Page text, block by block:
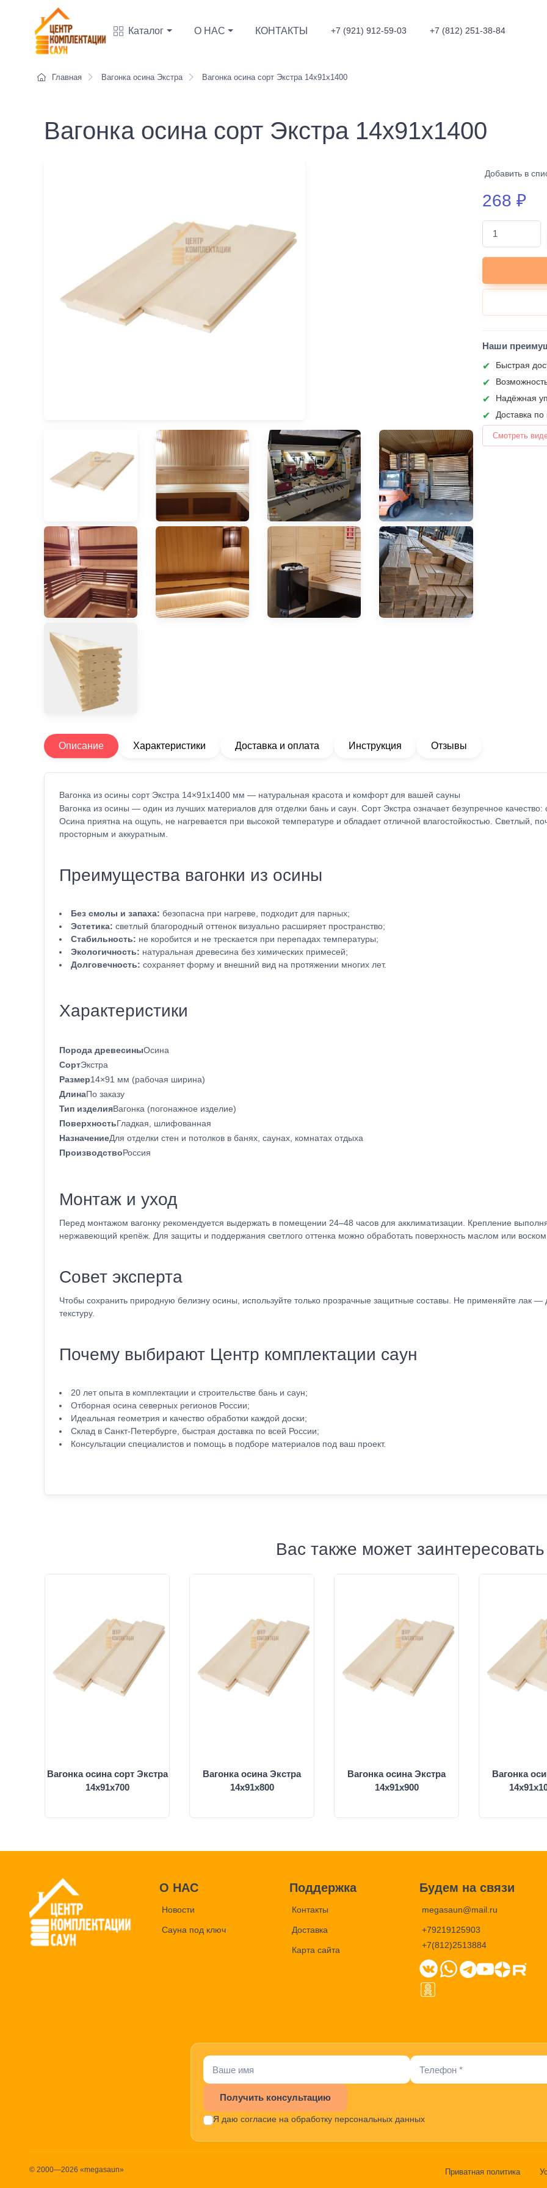
Каталог О НАС КОНТАКТЫ +7 (921) 912-59-03 +7 (812) 251-38-84
Главная Вагонка осина Экстра Вагонка осина сорт Экстра 14х91х1400
Вагонка осина сорт Экстра 14х91х1400
Добавить в
268 ₽
Наши
Быстрая
Надёжная
Доставка по
Смотреть
Описание Характеристики Доставка и оплата Инструкция Отзывы
Вагонка из осины сорт Экстра 14×91x1400 мм — натуральная красота и комфорт для вашей сауны
Вагонка из осины — один из лучших материалов для отделки бань и саун. Сорт Экстра означает безупречное
Осина приятна на ощупь, не нагревается при высокой температуре и обладает отличной влагостойкостью. Светлый,
просторным и аккуратным.
Преимущества вагонки из осины
Без смолы и запаха: безопасна при нагреве, подходит для парных;
Эстетика: светлый благородный оттенок визуально расширяет пространство;
Стабильность: не коробится и не трескается при перепадах температуры;
Экологичность: натуральная древесина без химических примесей;
Долговечность: сохраняет форму и внешний вид на протяжении многих лет.
Характеристики
Порода древесиныОсина
СортЭкстра
Размер14×91 мм (рабочая ширина)
ДлинаПо заказу
Тип изделияВагонка (погонажное изделие)
ПоверхностьГладкая, шлифованная
НазначениеДля отделки стен и потолков в банях, саунах, комнатах отдыха
ПроизводствоРоссия
Монтаж и уход
Перед монтажом вагонку рекомендуется выдержать в помещении 24–48 часов для акклиматизации. Крепление
нержавеющий крепёж. Для защиты и поддержания светлого оттенка можно обработать поверхность маслом или
Совет эксперта
Чтобы сохранить природную белизну осины, используйте только прозрачные защитные составы. Не применяйте лак
текстуру.
Почему выбирают Центр комплектации саун
20 лет опыта в комплектации и строительстве бань и саун;
Отборная осина северных регионов России;
Идеальная геометрия и качество обработки каждой доски;
Склад в Санкт-Петербурге, быстрая доставка по всей России;
Консультации специалистов и помощь в подборе материалов под ваш проект.
Вас также может заинтересовать
Вагонка осина сорт Экстра
14х91х700
Вагонка осина Экстра
14х91х800
Вагонка осина Экстра
14х91х900
Вагонка
О НАС
Новости
Сауна под ключ
Поддержка
Контакты
Доставка
Карта сайта
Будем на связи
megasaun@mail.ru
+79219125903
+7(812)2513884
Получить консультацию
Я даю согласие на обработку персональных данных
© 2000—2026 «megasaun» Приватная политика